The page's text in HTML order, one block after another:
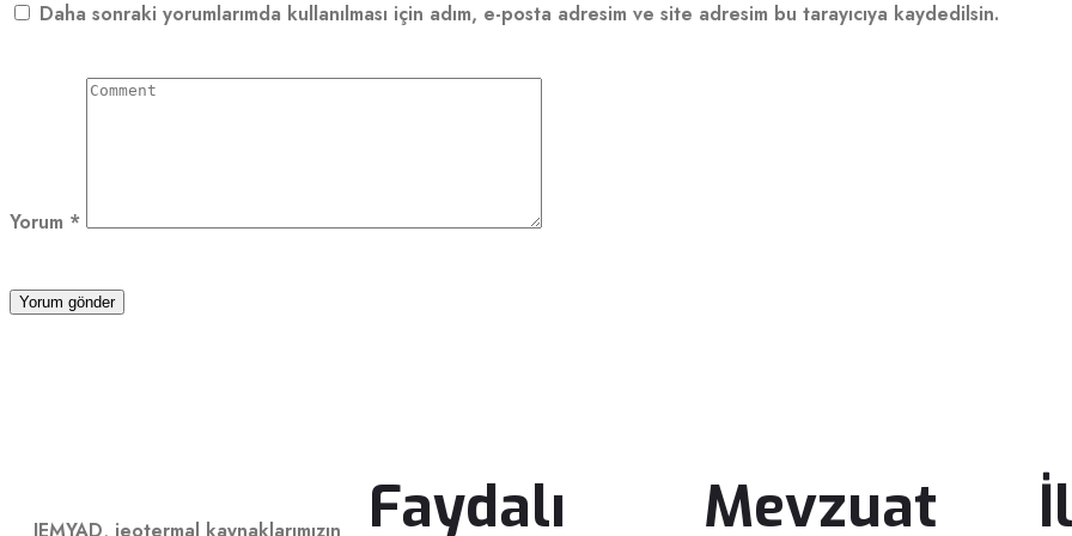
Daha sonraki yorumlarımda kullanılması için adım, e-posta adresim ve site adresim bu tarayıcıya kaydedilsin.
Yorum *
Faydalı Mevzuat